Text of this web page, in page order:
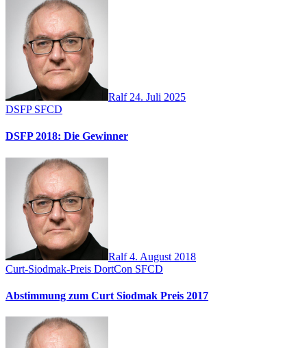
Ralf 24. Juli 2025
DSFP SFCD
DSFP 2018: Die Gewinner
Ralf4. August 2018
Curt-Siodmak-Preis DortCon SFCD
Abstimmung zum Curt Siodmak Preis 2017